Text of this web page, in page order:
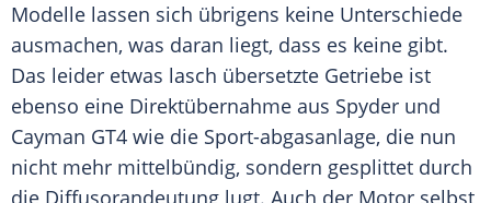
Modelle lassen sich übrigens keine Unterschiede
ausmachen, was daran liegt, dass es keine gibt.
Das leider etwas lasch übersetzte Getriebe ist
ebenso eine Direktübernahme aus Spyder und
Cayman GT4 wie die Sport-abgasanlage, die nun
nicht mehr mittelbündig, sondern gesplittet durch